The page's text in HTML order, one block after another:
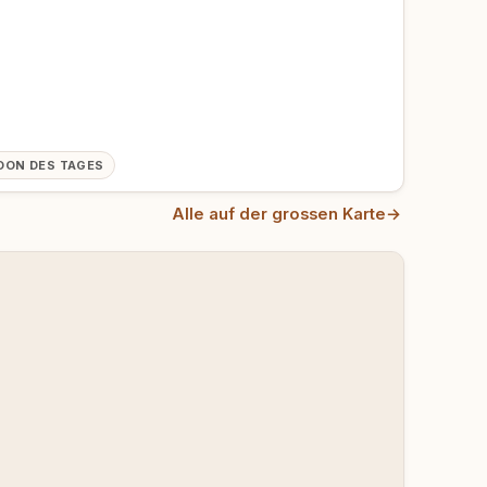
DES TAGES
Alle auf der grossen Karte→